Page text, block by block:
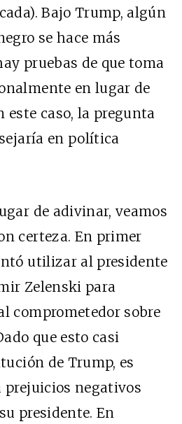
Bajo Trump, algún
se hace más
pruebas de que toma
en lugar de
este caso, la pregunta
en política
de adivinar, veamos
certeza. En primer
utilizar al presidente
Zelenski para
comprometedor sobre
que esto casi
de Trump, es
prejuicios negativos
presidente. En